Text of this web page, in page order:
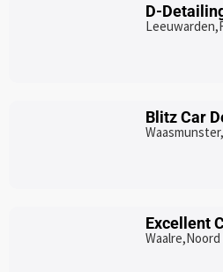
D-
Leeuwarden,
Blitz Car
Waasmunster,
Excellent
Waalre,